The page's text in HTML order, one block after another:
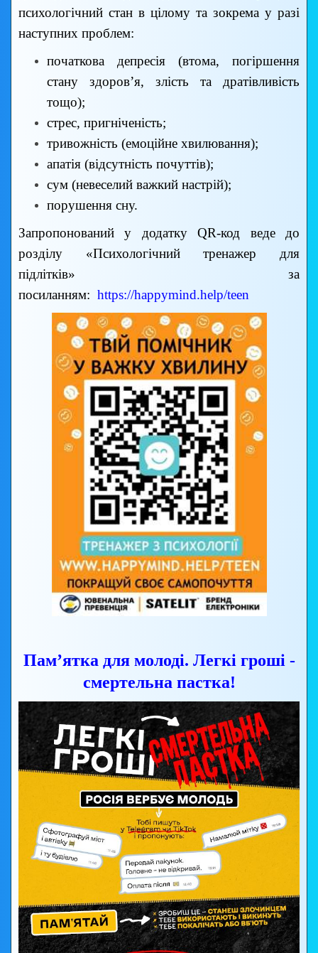
психологічний стан в цілому та зокрема у разі
наступних проблем:
початкова депресія (втома, погіршення
стану здоров’я, злість та дратівливість
тощо);
стрес, пригніченість;
тривожність (емоційне хвилювання);
апатія (відсутність почуттів);
сум (невеселий важкий настрій);
порушення сну.
Запропонований у додатку QR-код веде до
розділу «Психологічний тренажер для
підлітків» за
посиланням: https://happymind.help/teen
Пам’ятка для молоді. Легкі гроші -
смертельна пастка!